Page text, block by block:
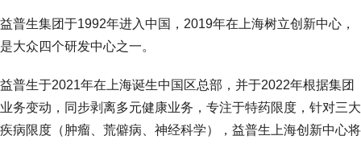
益普生集团于1992年进入中国，2019年在上海树立创新中心，
是大众四个研发中心之一。
益普生于2021年在上海诞生中国区总部，并于2022年根据集团
业务变动，同步剥离多元健康业务，专注于特药限度，针对三大
疾病限度（肿瘤、荒僻病、神经科学），益普生上海创新中心将